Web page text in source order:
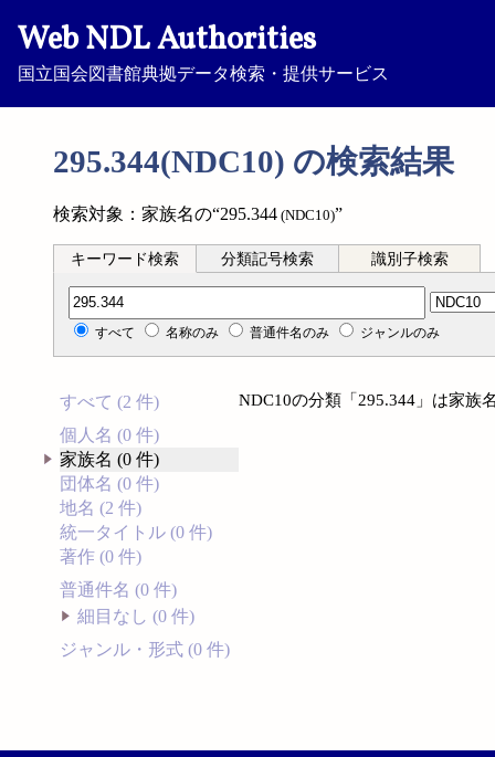
Web NDL Authorities
国立国会図書館典拠データ検索・提供サービス
295.344(NDC10) の検索結果
検索対象：家族名の“295.344 (NDC10)”
キーワード検索 分類記号検索 識別子検索
分類記号検索
すべて 名称のみ 普通件名のみ ジャンルのみ
すべて (2 件)
個人名 (0 件)
家族名 (0 件)
団体名 (0 件)
地名 (2 件)
統一タイトル (0 件)
著作 (0 件)
普通件名 (0 件)
細目なし (0 件)
ジャンル・形式 (0 件)
NDC10の分類「295.344」は家族